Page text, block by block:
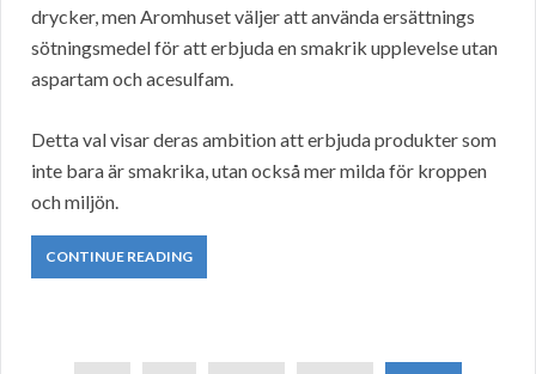
drycker, men Aromhuset väljer att använda ersättnings
sötningsmedel för att erbjuda en smakrik upplevelse utan
aspartam och acesulfam.
Detta val visar deras ambition att erbjuda produkter som
inte bara är smakrika, utan också mer milda för kroppen
och miljön.
CONTINUE READING